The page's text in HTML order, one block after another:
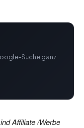
Suche ganz
Affiliate /Werbe